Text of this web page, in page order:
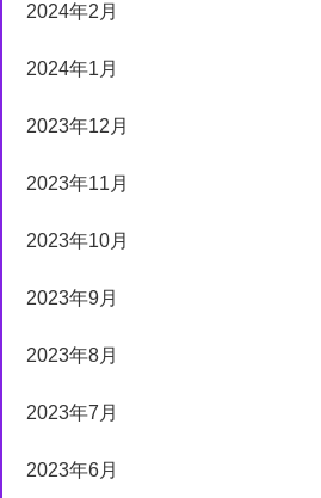
2024年2月
2024年1月
2023年12月
2023年11月
2023年10月
2023年9月
2023年8月
2023年7月
2023年6月